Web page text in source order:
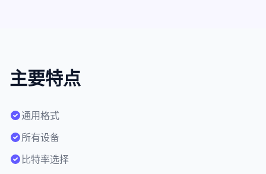
主要特点
通用格式
所有设备
比特率选择